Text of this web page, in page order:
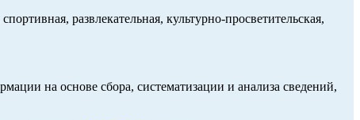
развлекательная, культурно-просветительская,
на основе сбора, систематизации и анализа сведений,